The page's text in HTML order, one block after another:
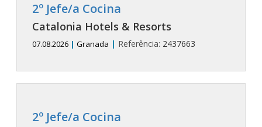
2º Jefe/a Cocina
Catalonia Hotels & Resorts
07.08.2026 | Granada | Referência: 2437663
2º Jefe/a Cocina